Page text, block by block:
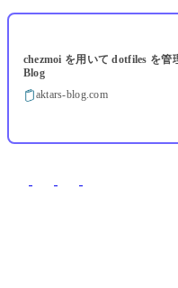
chezmoi を用いて dotfiles を管
Blog
aktars-blog.com